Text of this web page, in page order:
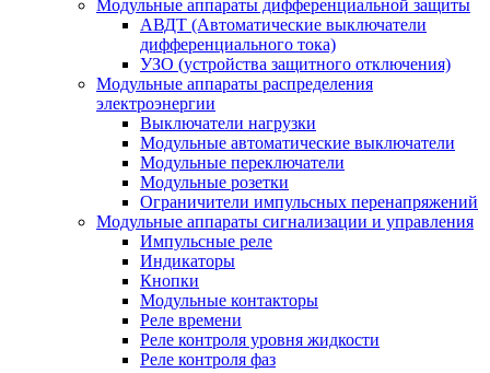
Модульные аппараты дифференциальной защиты
АВДТ (Автоматические выключатели
дифференциального тока)
УЗО (устройства защитного отключения)
Модульные аппараты распределения
электроэнергии
Выключатели нагрузки
Модульные автоматические выключатели
Модульные переключатели
Модульные розетки
Ограничители импульсных перенапряжений
Модульные аппараты сигнализации и управления
Импульсные реле
Индикаторы
Кнопки
Модульные контакторы
Реле времени
Реле контроля уровня жидкости
Реле контроля фаз